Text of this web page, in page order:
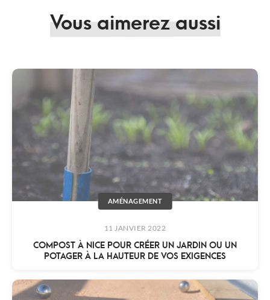
Vous aimerez aussi
AMÉNAGEMENT
11 JANVIER 2022
COMPOST À NICE POUR CRÉER UN JARDIN OU UN
POTAGER À LA HAUTEUR DE VOS EXIGENCES